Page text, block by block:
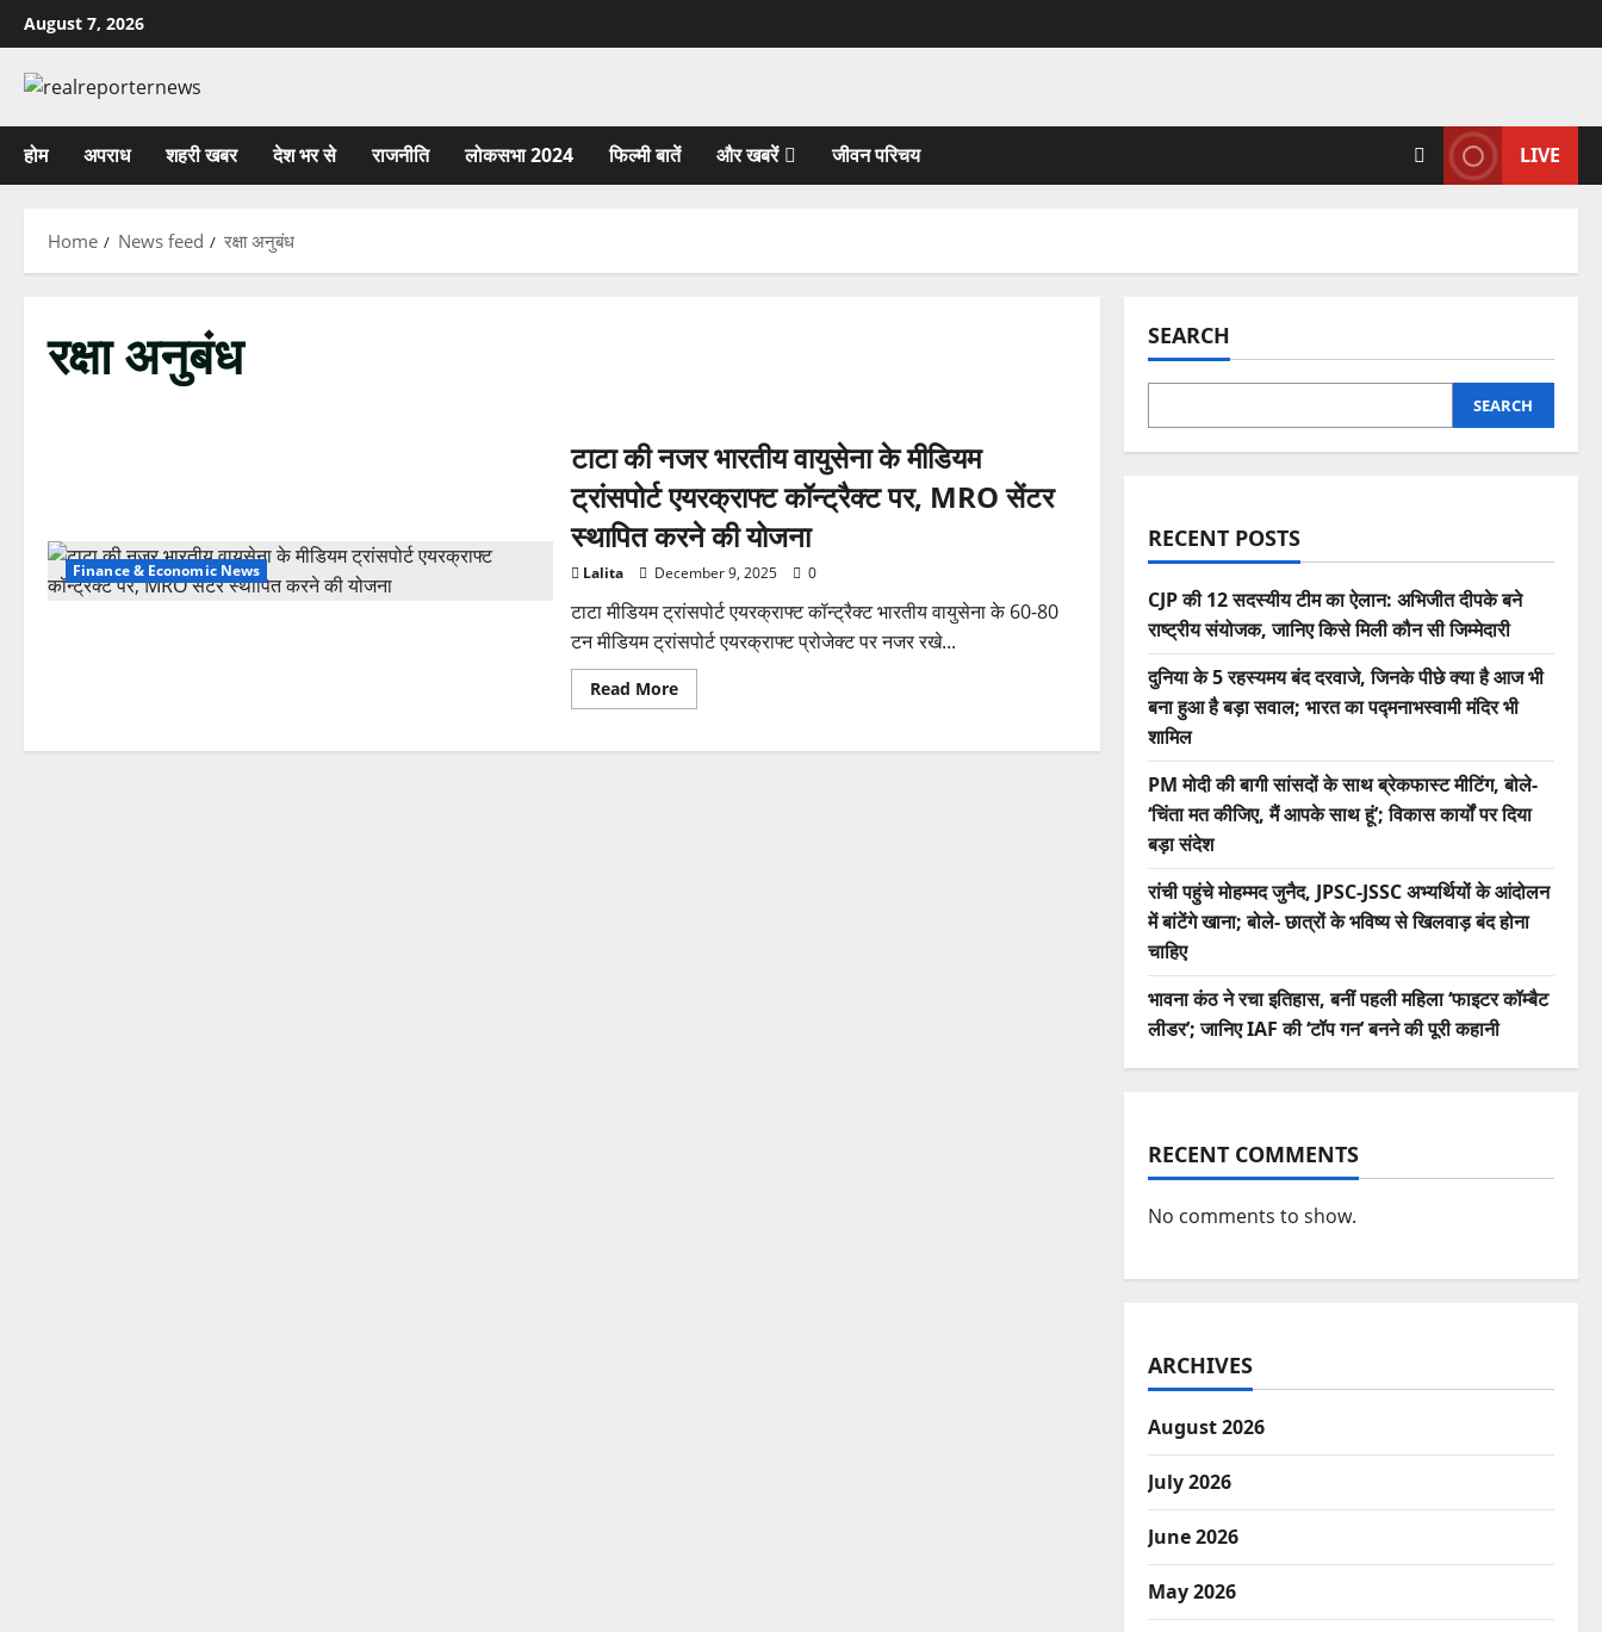
Skip
to
content
August 7, 2026
होम अपराध शहरी खबर देश भर से राजनीति लोकसभा 2024 फिल्मी बातें और खबरें जीवन परिचय LIVE
Home News feed रक्षा अनुबंध
रक्षा अनुबंध
Finance & Economic News
टाटा की नजर भारतीय वायुसेना के मीडियम
ट्रांसपोर्ट एयरक्राफ्ट कॉन्ट्रैक्ट पर, MRO सेंटर
स्थापित करने की योजना
Lalita December 9, 2025 0
टाटा मीडियम ट्रांसपोर्ट एयरक्राफ्ट कॉन्ट्रैक्ट भारतीय वायुसेना के 60-80
टन मीडियम ट्रांसपोर्ट एयरक्राफ्ट प्रोजेक्ट पर नजर रखे...
Read MoreRead
more
की
SEARCH
SEARCH
RECENT POSTS
CJP की 12 सदस्यीय टीम का ऐलान: अभिजीत दीपके बने
राष्ट्रीय संयोजक, जानिए किसे मिली कौन सी जिम्मेदारी
दुनिया के 5 रहस्यमय बंद दरवाजे, जिनके पीछे क्या है आज भी
बना हुआ है बड़ा सवाल; भारत का पद्मनाभस्वामी मंदिर भी
शामिल
PM मोदी की बागी सांसदों के साथ ब्रेकफास्ट मीटिंग, बोले-
‘चिंता मत कीजिए, मैं आपके साथ हूं’; विकास कार्यों पर दिया
बड़ा संदेश
रांची पहुंचे मोहम्मद जुनैद, JPSC-JSSC अभ्यर्थियों के आंदोलन
में बांटेंगे खाना; बोले- छात्रों के भविष्य से खिलवाड़ बंद होना
चाहिए
भावना कंठ ने रचा इतिहास, बनीं पहली महिला ‘फाइटर कॉम्बैट
लीडर’; जानिए IAF की ‘टॉप गन’ बनने की पूरी कहानी
RECENT COMMENTS
No comments to show.
ARCHIVES
August 2026
July 2026
June 2026
May 2026